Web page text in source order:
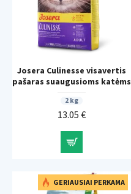
Josera Culinesse visavertis
pašaras suaugusioms katėms
2 kg
13.05 €
GERIAUSIAI PERKAMA